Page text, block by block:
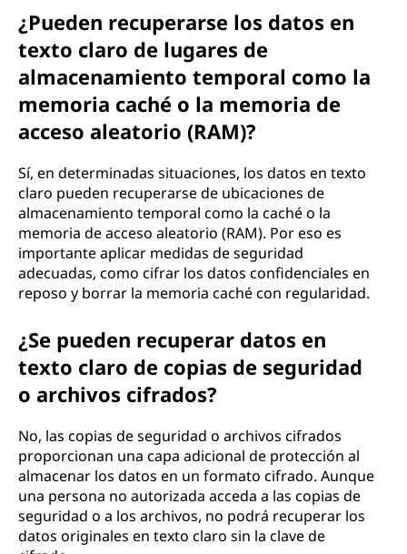
¿Pueden recuperarse los datos en
texto claro de lugares de
almacenamiento temporal como la
memoria caché o la memoria de
acceso aleatorio (RAM)?
Sí, en determinadas situaciones, los datos en texto
claro pueden recuperarse de ubicaciones de
almacenamiento temporal como la caché o la
memoria de acceso aleatorio (RAM). Por eso es
importante aplicar medidas de seguridad
adecuadas, como cifrar los datos confidenciales en
reposo y borrar la memoria caché con regularidad.
¿Se pueden recuperar datos en
texto claro de copias de seguridad
o archivos cifrados?
No, las copias de seguridad o archivos cifrados
proporcionan una capa adicional de protección al
almacenar los datos en un formato cifrado. Aunque
una persona no autorizada acceda a las copias de
seguridad o a los archivos, no podrá recuperar los
datos originales en texto claro sin la clave de